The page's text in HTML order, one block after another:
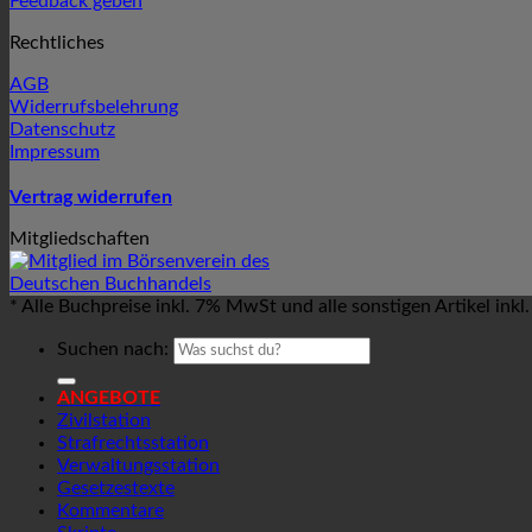
Rechtliches
AGB
Widerrufsbelehrung
Datenschutz
Impressum
Vertrag widerrufen
Mitgliedschaften
* Alle Buchpreise inkl. 7% MwSt und alle sonstigen Artikel
Suchen nach:
ANGEBOTE
Zivilstation
Strafrechtsstation
Verwaltungsstation
Gesetzestexte
Kommentare